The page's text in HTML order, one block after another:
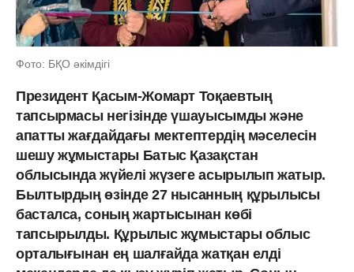
Фото: БҚО әкімдігі
Президент Қасым-Жомарт Тоқаевтың
тапсырмасы негізінде үшауысымды және
апатты жағдайдағы мектептердің мәселесін
шешу жұмыстары Батыс Қазақстан
облысында жүйелі жүзеге асырылып жатыр.
Былтырдың өзінде 27 нысанның құрылысы
басталса, соның жартысынан көбі
тапсырылды. Құрылыс жұмыстары облыс
орталығынан ең шалғайда жатқан елді